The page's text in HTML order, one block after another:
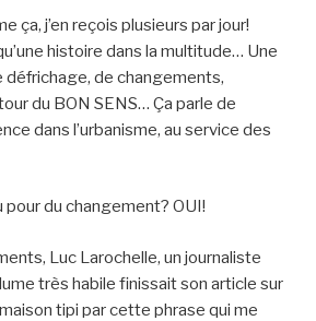
ça, j’en reçois plusieurs par jour!
histoire dans la multitude… Une
défrichage, de changements,
du BON SENS… Ça parle de
dans l’urbanisme, au service des
pour du changement? OUI!
Luc Larochelle, un journaliste
très habile finissait son article sur
tipi par cette phrase qui me